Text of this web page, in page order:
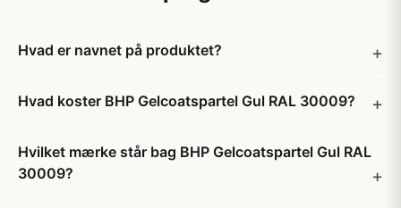
Hvad er navnet på produktet?
Hvad koster BHP Gelcoatspartel Gul RAL 30009?
Hvilket mærke står bag BHP Gelcoatspartel Gul RAL
30009?